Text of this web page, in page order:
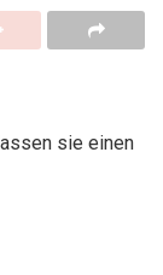
sie einen